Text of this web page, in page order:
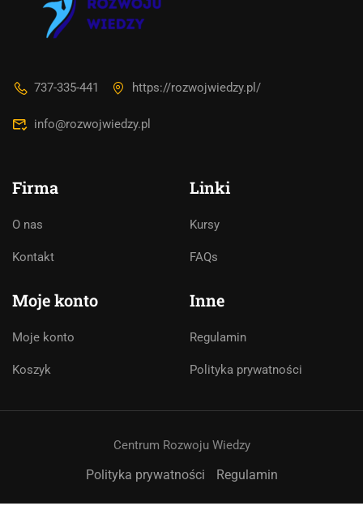
737-335-441 https://rozwojwiedzy.pl/
info@rozwojwiedzy.pl
Firma
O nas
Kontakt
Linki
Kursy
FAQs
Moje konto
Moje konto
Koszyk
Inne
Regulamin
Polityka prywatności
Centrum Rozwoju Wiedzy
Polityka prywatności Regulamin
🇺🇦
Cześć! 👋Jestem pomocą techniczną i
asystentem AI. Jak mogę Ci pomóc?